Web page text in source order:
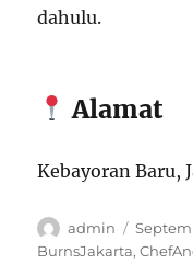
dahulu.
Alamat
Kebayoran Baru,
Author
admin
Posted
on
BurnsJakarta,